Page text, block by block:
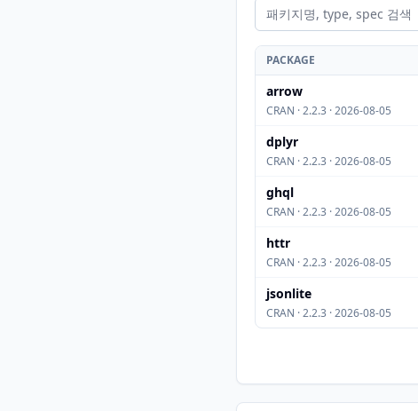
PACKAGE
arrow
CRAN · 2.2.3 · 2026-08-05
dplyr
CRAN · 2.2.3 · 2026-08-05
ghql
CRAN · 2.2.3 · 2026-08-05
httr
CRAN · 2.2.3 · 2026-08-05
jsonlite
CRAN · 2.2.3 · 2026-08-05